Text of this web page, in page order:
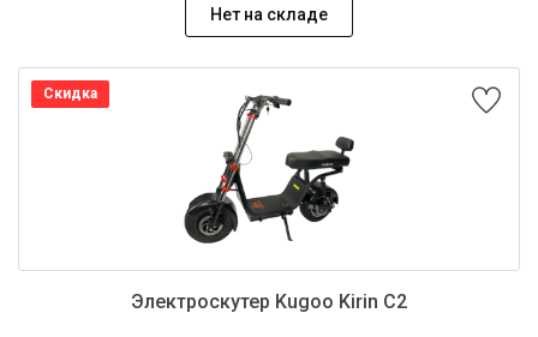
Нет на складе
Скидка
Электроскутер Kugoo Kirin C2